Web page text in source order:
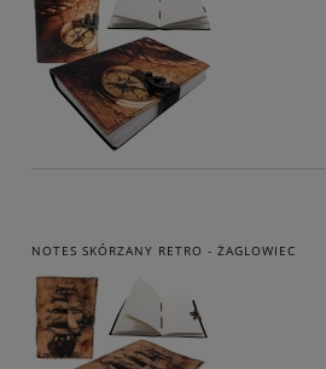
NOTES SKÓRZANY RETRO - ŻAGLOWIEC